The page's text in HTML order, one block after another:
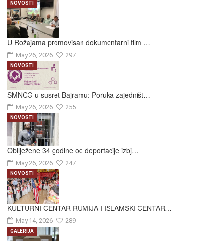
U Rožajama promovisan dokumentarni film …
May 26, 2026 297
NOVOSTI
SMNCG u susret Bajramu: Poruka zajedništ…
May 26, 2026 255
NOVOSTI
Obilježene 34 godine od deportacije izbj…
May 26, 2026 247
NOVOSTI
KULTURNI CENTAR RUMIJA I ISLAMSKI CENTAR…
May 14, 2026 289
NOVOSTI
GALERIJA